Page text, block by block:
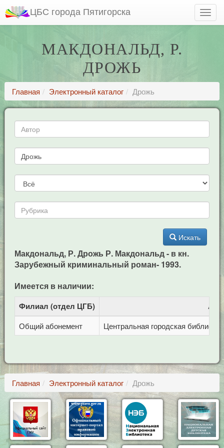
ЦБС города Пятигорска
МАКДОНАЛЬД, Р.
ДРОЖЬ
Главная Электронный каталог Дрожь
Искать
Макдональд, Р. Дрожь Р. Макдональд - в кн.
Зарубежный криминальный роман- 1993.
Имеется в наличии:
Филиал (отдел ЦГБ)
Общий абонемент Центральная городская
Главная Электронный каталог Дрожь